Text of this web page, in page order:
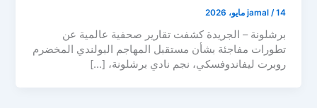
jamal /14 مايو، 2026
برشلونة – الجريدة كشفت تقارير صحفية عالمية عن
تطورات مفاجئة بشأن مستقبل المهاجم البولندي المخضرم
روبرت ليفاندوفسكي، نجم نادي برشلونة، […]